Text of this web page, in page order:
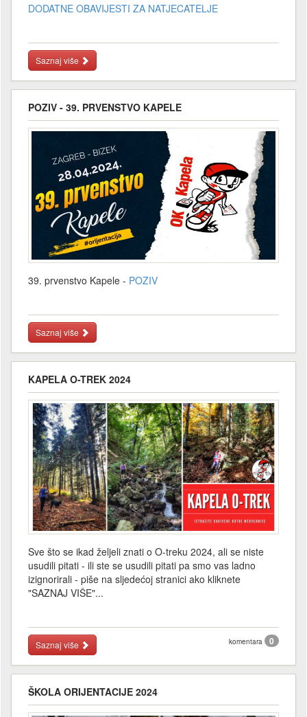
DODATNE OBAVIJESTI ZA NATJECATELJE
Saznaj više
POZIV - 39. PRVENSTVO KAPELE
39. prvenstvo Kapele - POZIV
Saznaj više
KAPELA O-TREK 2024
Sve što se ikad željeli znati o O-treku 2024, ali se niste
usudili pitati - ili ste se usudili pitati pa smo vas ladno
izignorirali - piše na sljedećoj stranici ako kliknete
"SAZNAJ VIŠE"...
Saznaj više komentara 0
ŠKOLA ORIJENTACIJE 2024